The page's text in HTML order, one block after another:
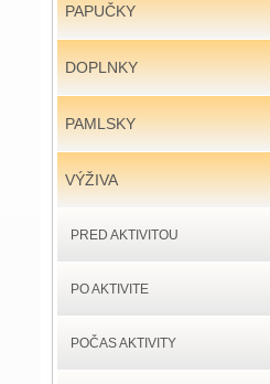
PAPUČKY
DOPLNKY
PAMLSKY
VÝŽIVA
PRED AKTIVITOU
PO AKTIVITE
POČAS AKTIVITY